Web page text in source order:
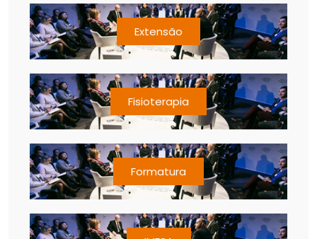
Extensão
Fisioterapia
Formatura